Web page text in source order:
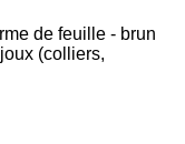
de feuille - brun
(colliers,